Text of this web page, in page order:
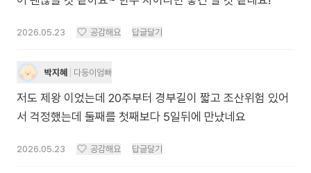
2026.05.23 공감해요 답글달기
박지혜 다둥이엄빠
저도 제왕 이었는데 20주부터 경부길이 짧고 조산위험 있어
서 걱정했는데 둘째를 첫째보다 5일뒤에 만났네요
2026.05.23 공감해요 답글달기